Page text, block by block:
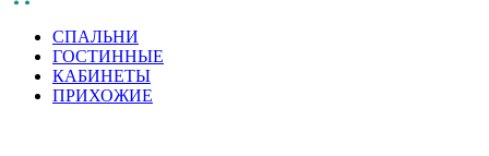
СПАЛЬНИ
ГОСТИННЫЕ
КАБИНЕТЫ
ПРИХОЖИЕ